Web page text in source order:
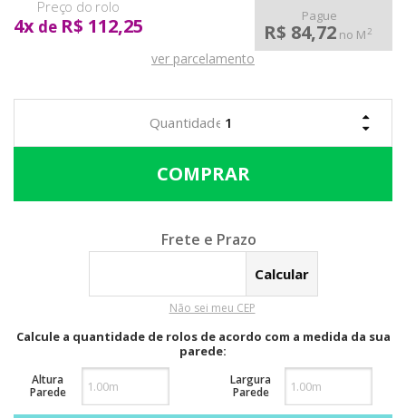
4x de R$ 112,25 Pague
R$ 84,72 no M2
ver parcelamento
Calcular o Frete
Não sei meu CEP
Calcule a quantidade de rolos de acordo com a medida da sua
parede:
Altura
Parede
Largura
Parede